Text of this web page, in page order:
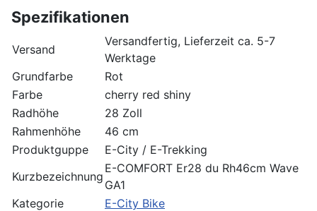
Spezifikationen
Versand
Versandfertig, Lieferzeit ca. 5-7
Werktage
Grundfarbe
Rot
Farbe
cherry red shiny
Radhöhe
28 Zoll
Rahmenhöhe
46 cm
Produktguppe
E-City / E-Trekking
Kurzbezeichnung
E-COMFORT Er28 du Rh46cm Wave
GA1
Kategorie
E-City Bike